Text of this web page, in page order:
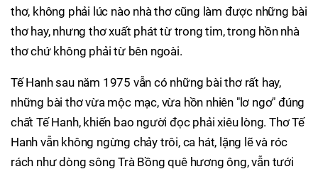
thơ, không phải lúc nào nhà thơ cũng làm được những bài
thơ hay, nhưng thơ xuất phát từ trong tim, trong hồn nhà
thơ chứ không phải từ bên ngoài.
Tế Hanh sau năm 1975 vẫn có những bài thơ rất hay,
những bài thơ vừa mộc mạc, vừa hồn nhiên "lơ ngơ" đúng
chất Tế Hanh, khiến bao người đọc phải xiêu lòng. Thơ Tế
Hanh vẫn không ngừng chảy trôi, ca hát, lặng lẽ và róc
rách như dòng sông Trà Bồng quê hương ông, vẫn tưới